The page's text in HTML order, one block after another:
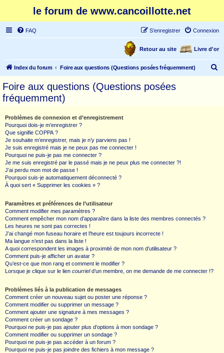
le forum de www.cancoillotte.net
FAQ Connexion
S’enregistrer
Livre d'or
Retour au site
Index du forum Foire aux questions (Questions posées fréquemment)
Foire aux questions (Questions posées
fréquemment)
Problèmes de connexion et d’enregistrement
Pourquoi dois-je m’enregistrer ?
Que signifie COPPA ?
Je souhaite m’enregistrer, mais je n’y parviens pas !
Je suis enregistré mais je ne peux pas me connecter !
Pourquoi ne puis-je pas me connecter ?
Je me suis enregistré par le passé mais je ne peux plus me connecter ?!
J’ai perdu mon mot de passe !
Pourquoi suis-je automatiquement déconnecté ?
À quoi sert « Supprimer les cookies » ?
Paramètres et préférences de l’utilisateur
Comment modifier mes paramètres ?
Comment empêcher mon nom d’apparaître dans la liste des membres connectés ?
Les heures ne sont pas correctes !
J’ai changé mon fuseau horaire et l’heure est toujours incorrecte !
Ma langue n’est pas dans la liste !
A quoi correspondent les images à proximité de mon nom d’utilisateur ?
Comment puis-je afficher un avatar ?
Qu’est-ce que mon rang et comment le modifier ?
Lorsque je clique sur le lien courrield’un membre, on me demande de me connecter !?
Problèmes liés à la publication de messages
Comment créer un nouveau sujet ou poster une réponse ?
Comment modifier ou supprimer un message ?
Comment ajouter une signature à mes messages ?
Comment créer un sondage ?
Pourquoi ne puis-je pas ajouter plus d’options à mon sondage ?
Comment modifier ou supprimer un sondage ?
Pourquoi ne puis-je pas accéder à un forum ?
Pourquoi ne puis-je pas joindre des fichiers à mon message ?